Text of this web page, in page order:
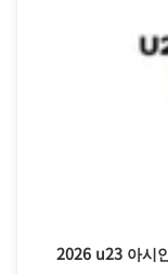
2026 u23 아시